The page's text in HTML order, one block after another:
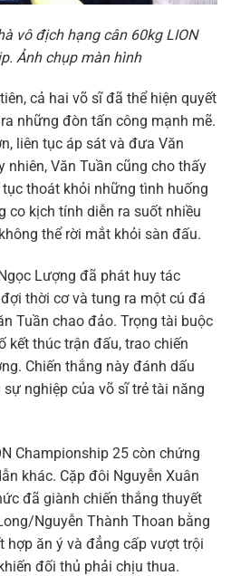
vô địch hạng cân 60kg LION
Ảnh chụp màn hình
cả hai võ sĩ đã thể hiện quyết
những đòn tấn công mạnh mẽ.
liên tục áp sát và đưa Văn
nhiên, Văn Tuần cũng cho thấy
thoát khỏi những tình huống
co kịch tính diễn ra suốt nhiều
thể rời mắt khỏi sàn đấu.
Lượng đã phát huy tác
thời cơ và tung ra một cú đá
Tuần chao đảo. Trọng tài buộc
kết thúc trận đấu, trao chiến
Chiến thắng này đánh dấu
nghiệp của võ sĩ trẻ tài năng
Championship 25 còn chứng
khác. Cặp đôi Nguyễn Xuân
đã giành chiến thắng thuyết
Nguyễn Thành Thoan bằng
hợp ăn ý và đẳng cấp vượt trội
đối thủ phải chịu thua.